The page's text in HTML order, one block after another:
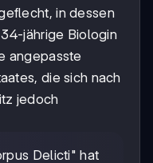
in dessen
jährige Biologin
angepasste
die sich nach
jedoch
Delicti" hat